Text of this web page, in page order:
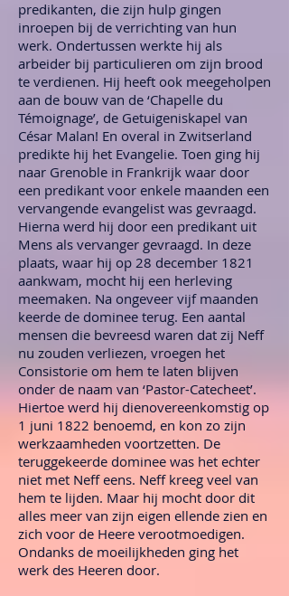
predikanten, die zijn hulp gingen
inroepen bij de verrichting van hun
werk. Ondertussen werkte hij als
arbeider bij particulieren om zijn brood
te verdienen. Hij heeft ook meegeholpen
aan de bouw van de ‘Chapelle du
Témoignage’, de Getuigeniskapel van
César Malan! En overal in Zwitserland
predikte hij het Evangelie. Toen ging hij
naar Grenoble in Frankrijk waar door
een predikant voor enkele maanden een
vervangende evangelist was gevraagd.
Hierna werd hij door een predikant uit
Mens als vervanger gevraagd. In deze
plaats, waar hij op 28 december 1821
aankwam, mocht hij een herleving
meemaken. Na ongeveer vijf maanden
keerde de dominee terug. Een aantal
mensen die bevreesd waren dat zij Neff
nu zouden verliezen, vroegen het
Consistorie om hem te laten blijven
onder de naam van ‘Pastor-Catecheet’.
Hiertoe werd hij dienovereenkomstig op
1 juni 1822 benoemd, en kon zo zijn
werkzaamheden voortzetten. De
teruggekeerde dominee was het echter
niet met Neff eens. Neff kreeg veel van
hem te lijden. Maar hij mocht door dit
alles meer van zijn eigen ellende zien en
zich voor de Heere verootmoedigen.
Ondanks de moeilijkheden ging het
werk des Heeren door.